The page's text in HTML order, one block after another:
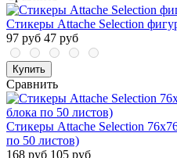
Стикеры Attache Selection
97 руб 47 руб
Купить
Сравнить
Стикеры Attache Selection
по 50 листов)
168 руб 105 руб